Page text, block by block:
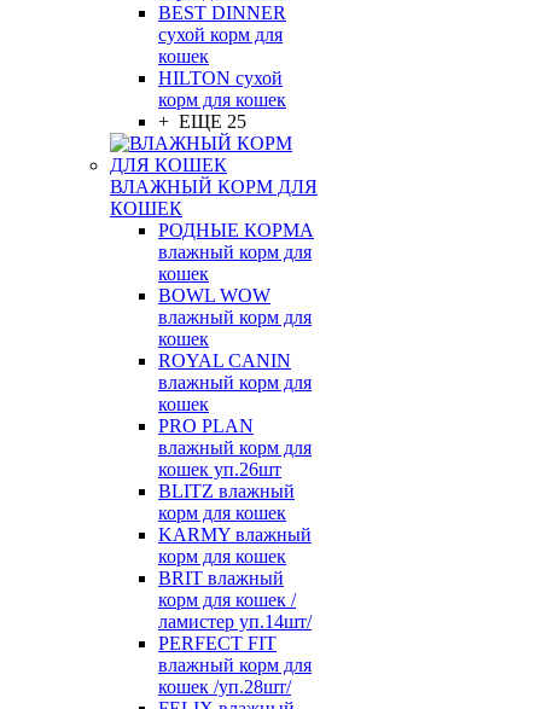
BEST DINNER
сухой корм для
кошек
HILTON сухой
корм для кошек
+ ЕЩЕ 25
ВЛАЖНЫЙ КОРМ ДЛЯ
КОШЕК
РОДНЫЕ КОРМА
влажный корм для
кошек
BOWL WOW
влажный корм для
кошек
ROYAL CANIN
влажный корм для
кошек
PRO PLAN
влажный корм для
кошек уп.26шт
BLITZ влажный
корм для кошек
KARMY влажный
корм для кошек
BRIT влажный
корм для кошек /
ламистер уп.14шт/
PERFECT FIT
влажный корм для
кошек /уп.28шт/